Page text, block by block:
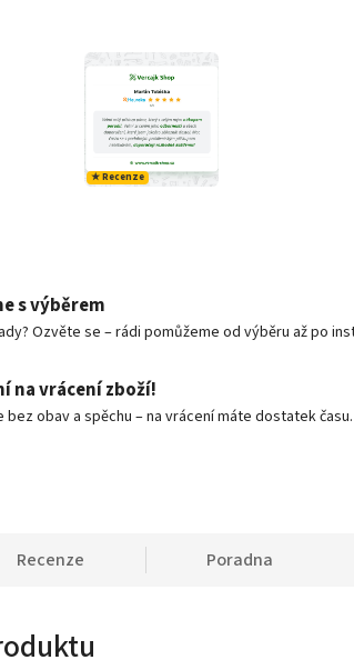
★ Recenze
s výběrem
Ozvěte se – rádi pomůžeme od výběru až po
na vrácení zboží!
bez obav a spěchu – na vrácení máte dostatek času.
Recenze Poradna